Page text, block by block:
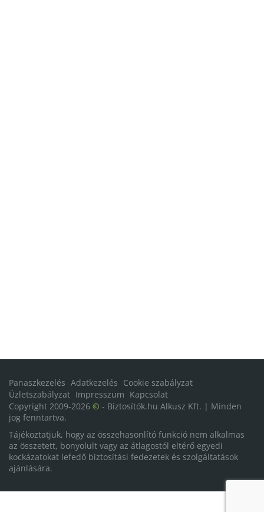
Panaszkezelés Adatkezelés Cookie szabályzat
Üzletszabályzat Impresszum Kapcsolat
Copyright 2009-2026 © - Biztosítók.hu Alkusz Kft. | Minden
jog fenntartva.
Tájékoztatjuk, hogy az összehasonlító funkció nem alkalmas
az összetett, bonyolult vagy az átlagostól eltérő egyedi
kockázatokat lefedő biztosítási fedezetek és szolgáltatások
ajánlására.